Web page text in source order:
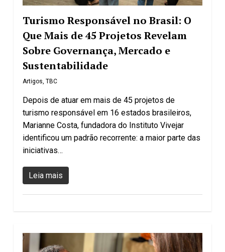
Turismo Responsável no Brasil: O
Que Mais de 45 Projetos Revelam
Sobre Governança, Mercado e
Sustentabilidade
Artigos TBC
Depois de atuar em mais de 45 projetos de
turismo responsável em 16 estados brasileiros,
Marianne Costa, fundadora do Instituto Vivejar
identificou um padrão recorrente: a maior parte das
iniciativas…
Leia mais